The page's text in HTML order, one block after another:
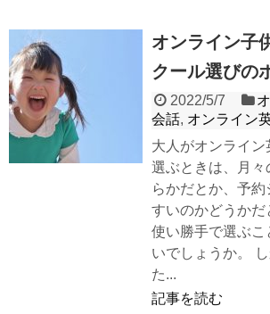
オンライン
クール選びの
2022/5/7
会話, オンライン
大人がオンライ
選ぶときは、月々
らかだとか、予
すいのかどうかだ
使い勝手で選ぶ
いでしょうか。
た...
記事を読む